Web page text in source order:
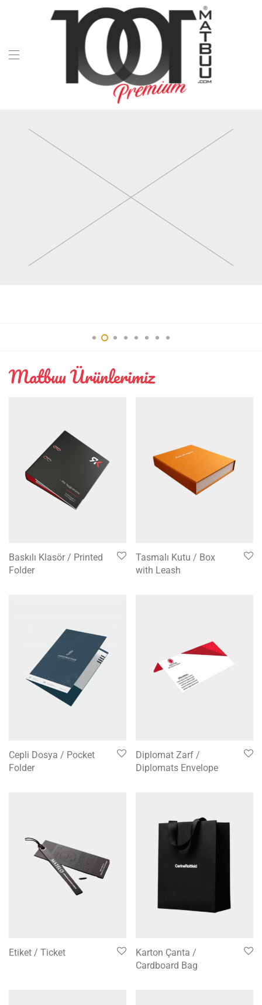
Matbuu Ürünlerimiz
Baskılı Klasör / Printed
Folder
Tasmalı Kutu / Box
with Leash
Cepli Dosya / Pocket
Folder
Diplomat Zarf /
Diplomats Envelope
Etiket / Ticket
Karton Çanta /
Cardboard Bag